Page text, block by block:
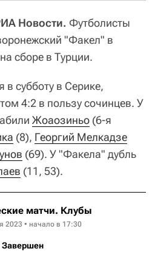
Новости. Футболисты
"Факел" в
сборе в Турции.
субботу в Серике,
4:2 в пользу сочинцев. У
Жоаозиньо (6-я
(8), Георгий Мелкадзе
(69). У "Факела" дубль
(11, 53).
матчи. Клубы
2023 • начало в 17:30
Завершен